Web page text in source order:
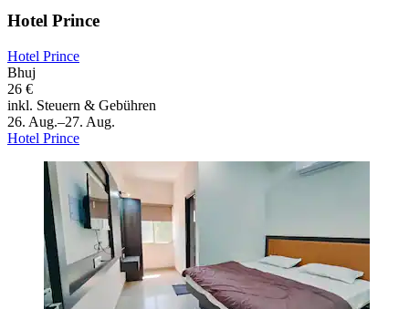
Hotel Prince
Hotel Prince
Bhuj
26 €
inkl. Steuern & Gebühren
26. Aug.–27. Aug.
Hotel Prince